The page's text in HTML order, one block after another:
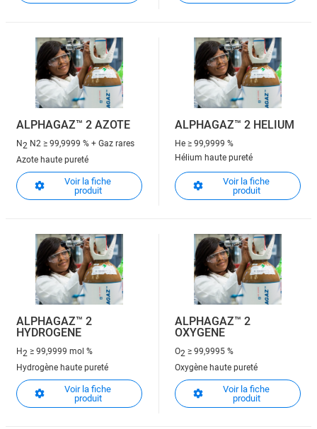
ALPHAGAZ™ 2 AZOTE
N2 N2 ≥ 99,9999 % + Gaz rares
Azote haute pureté
Voir la fiche
produit
ALPHAGAZ™ 2 HELIUM
He ≥ 99,9999 %
Hélium haute pureté
Voir la fiche
produit
ALPHAGAZ™ 2
HYDROGENE
H2 ≥ 99,9999 mol %
Hydrogène haute pureté
Voir la fiche
produit
ALPHAGAZ™ 2
OXYGENE
O2 ≥ 99,9995 %
Oxygène haute pureté
Voir la fiche
produit